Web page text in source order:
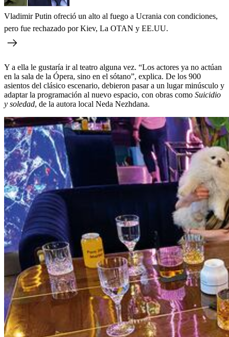
Vladimir Putin ofreció un alto al fuego a Ucrania con condiciones,
pero fue rechazado por Kiev, La OTAN y EE.UU.
Y a ella le gustaría ir al teatro alguna vez. “Los actores ya no actúan
en la sala de la Ópera, sino en el sótano”, explica. De los 900
asientos del clásico escenario, debieron pasar a un lugar minúsculo y
adaptar la programación al nuevo espacio, con obras como Suicidio
y soledad, de la autora local Neda Nezhdana.